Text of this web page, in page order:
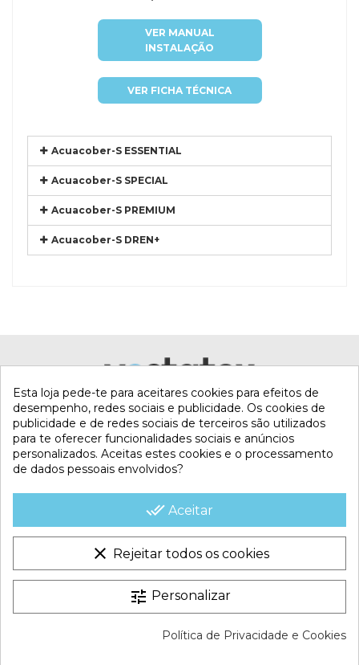
VER MANUAL
INSTALAÇÃO
VER FICHA TÉCNICA
Acuacober-S ESSENTIAL
Acuacober-S SPECIAL
Acuacober-S PREMIUM
Acuacober-S DREN+
CONTACTA CON NOSOTROS
CONDICIONES COMERCIALES
Aviso legal | Termos e Condições |
Esta loja pede-te para aceitares cookies para efeitos de
desempenho, redes sociais e publicidade. Os cookies de
publicidade e de redes sociais de terceiros são utilizados
para te oferecer funcionalidades sociais e anúncios
personalizados. Aceitas estes cookies e o processamento
de dados pessoais envolvidos?
done_all Aceitar
clear Rejeitar todos os cookies
tune Personalizar
Política de Privacidade e Cookies